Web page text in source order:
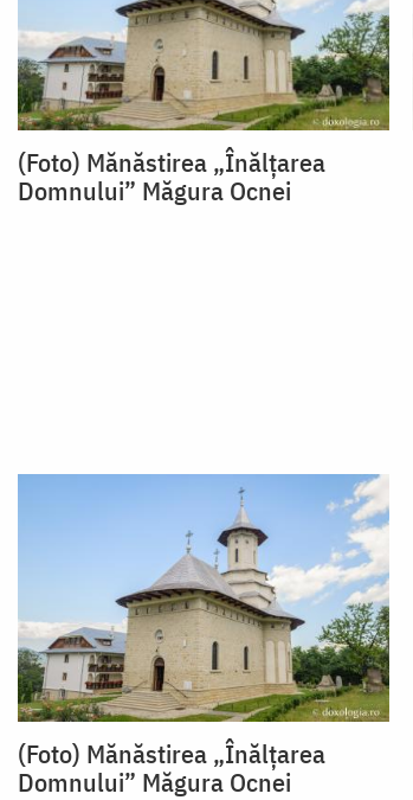
(Foto) Mănăstirea „Înălțarea
Domnului” Măgura Ocnei
(Foto) Mănăstirea „Înălțarea
Domnului” Măgura Ocnei